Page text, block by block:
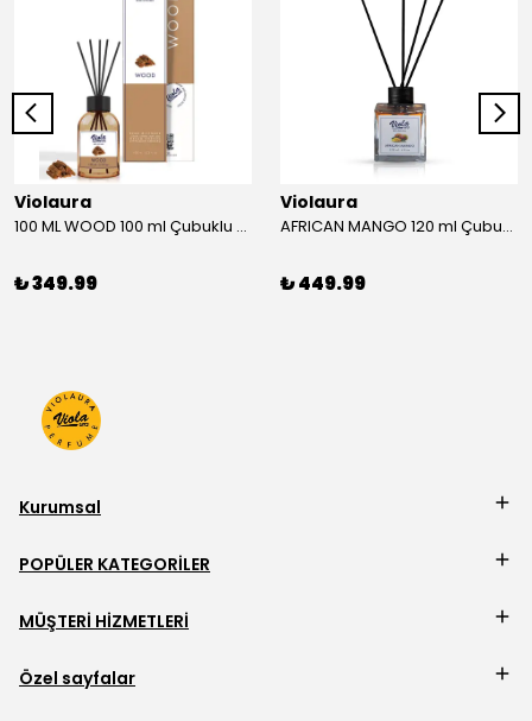
Violaura
100 ML WOOD 100 ml Çubuklu Oda Kokusu
₺ 349.99
Violaura
AFRICAN MANGO 120 ml Çubuklu Oda Kokusu
₺ 449.99
Kurumsal
POPÜLER KATEGORİLER
MÜŞTERİ HİZMETLERİ
Özel sayfalar